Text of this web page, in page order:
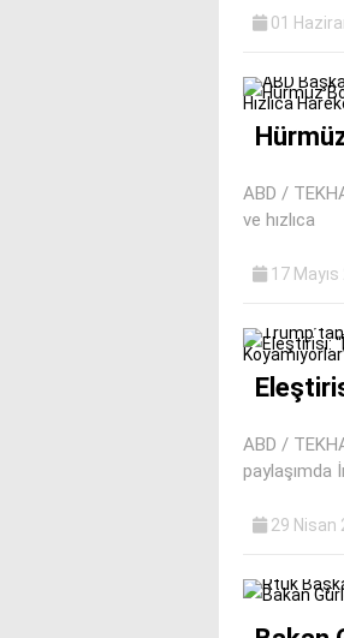
01
ABD /
ve hızlıca
17
ABD /
paylaşımda
29 Nisan